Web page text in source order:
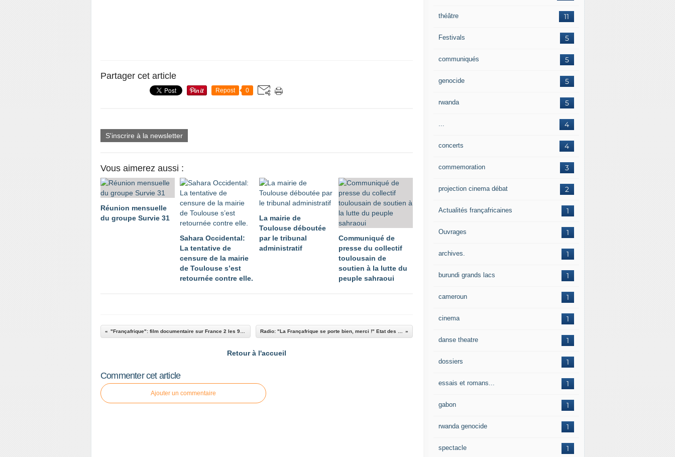
Partager cet article
Repost 0
S'inscrire à la newsletter
Vous aimerez aussi :
Réunion mensuelle
du groupe Survie 31
Sahara Occidental:
La tentative de
censure de la mairie
de Toulouse s’est
retournée contre elle.
La mairie de
Toulouse déboutée
par le tribunal
administratif
Communiqué de
presse du collectif
toulousain de
soutien à la lutte du
peuple sahraoui
Retour à l'accueil
Commenter cet article
Ajouter un commentaire
11
théâtre
5
Festivals
5
communiqués
5
genocide
5
rwanda
4
4
concerts
3
commemoration
2
projection cinema débat
1
Actualités françafricaines
1
Ouvrages
1
archives.
1
burundi grands lacs
1
cameroun
1
cinema
1
danse theatre
1
dossiers
1
essais et romans...
1
gabon
1
rwanda genocide
1
spectacle